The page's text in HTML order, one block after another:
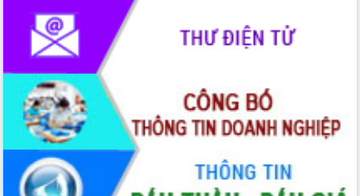
Tập huấn ứng dụng trí tuệ nhân tạo (AI)
trong thương mại điện tử năm 2026
Đoàn đại biểu Quốc hội tỉnh Đắk Lắk
trao đổi thông tin trước Kỳ họp thứ
nhất, Quốc hội khóa XVI
Quyết liệt cải cách hành chính, khơi
thông nguồn lực phát triển
Nâng cao hiệu lực, hiệu quả HĐND
tỉnh thông qua hiện đại hóa hành chính
Xã Ea Phê gắn cải cách hành chính với
chuyển đổi số